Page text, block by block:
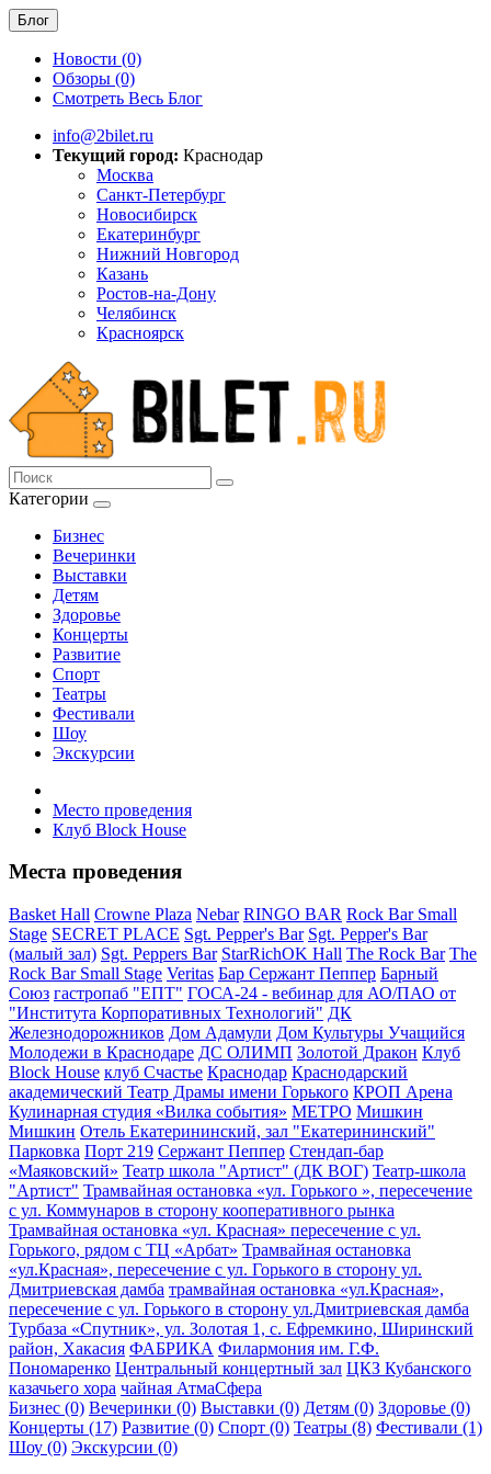
Блог
Новости (0)
Обзоры (0)
Смотреть Весь Блог
info@2bilet.ru
Текущий город: Краснодар
Москва
Санкт-Петербург
Новосибирск
Екатеринбург
Нижний Новгород
Казань
Ростов-на-Дону
Челябинск
Красноярск
Категории
Бизнес
Вечеринки
Выставки
Детям
Здоровье
Концерты
Развитие
Спорт
Театры
Фестивали
Шоу
Экскурсии
Место проведения
Клуб Block House
Места проведения
Basket Hall Crowne Plaza Nebar RINGO BAR Rock Bar Small
Stage SECRET PLACE Sgt. Pepper's Bar Sgt. Pepper's Bar
(малый зал) Sgt. Peppers Bar StarRichOK Hall The Rock Bar The
Rock Bar Small Stage Veritas Бар Сержант Пеппер Барный
Союз гастропаб "ЕПТ" ГОСА-24 - вебинар для АО/ПАО от
"Института Корпоративных Технологий" ДК
Железнодорожников Дом Адамули Дом Культуры Учащийся
Молодежи в Краснодаре ДС ОЛИМП Золотой Дракон Клуб
Block House клуб Счастье Краснодар Краснодарский
академический Театр Драмы имени Горького КРОП Арена
Кулинарная студия «Вилка события» МЕТРО Мишкин
Мишкин Отель Екатерининский, зал "Екатерининский"
Парковка Порт 219 Сержант Пеппер Стендап-бар
«Маяковский» Театр школа "Артист" (ДК ВОГ) Театр-школа
"Артист" Трамвайная остановка «ул. Горького », пересечение
с ул. Коммунаров в сторону кооперативного рынка
Трамвайная остановка «ул. Красная» пересечение с ул.
Горького, рядом с ТЦ «Арбат» Трамвайная остановка
«ул.Красная», пересечение с ул. Горького в сторону ул.
Дмитриевская дамба трамвайная остановка «ул.Красная»,
пересечение с ул. Горького в сторону ул.Дмитриевская дамба
Турбаза «Спутник», ул. Золотая 1, с. Ефремкино, Ширинский
район, Хакасия ФАБРИКА Филармония им. Г.Ф.
Пономаренко Центральный концертный зал ЦКЗ Кубанского
казачьего хора чайная АтмаСфера
Бизнес (0) Вечеринки (0) Выставки (0) Детям (0) Здоровье (0)
Концерты (17) Развитие (0) Спорт (0) Театры (8) Фестивали (1)
Шоу (0) Экскурсии (0)